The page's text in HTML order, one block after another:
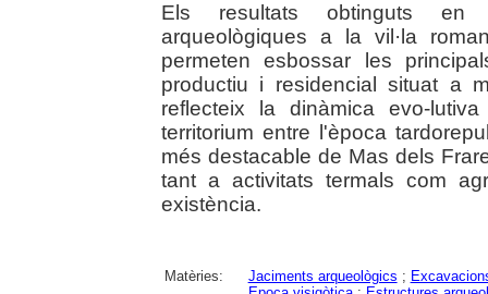
Els resultats obtinguts en
arqueològiques a la vil·la
permeten esbossar les
productiu i residencial situat a
reflecteix la dinàmica evo-
territorium entre l'època
més destacable de Mas dels
tant a activitats termals com
existència.
Matèries: Jaciments arqueològics ;